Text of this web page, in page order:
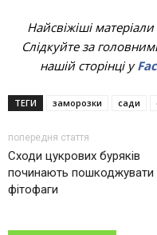
Найсвіжіші
Слідкуйте за
нашій сторінці у
ТЕГИ заморозки сади
попередня стаття
Сходи цукрових буряків
починають пошкоджувати
фітофаги